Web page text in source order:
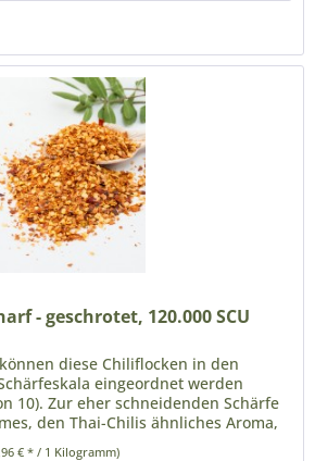
- geschrotet, 120.000 SCU
diese Chiliflocken in den
eingeordnet werden
10). Zur eher schneidenden Schärfe
den Thai-Chilis ähnliches Aroma,
€ * / 1 Kilogramm)